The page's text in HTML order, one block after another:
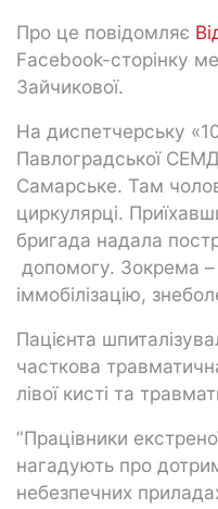
Про це повідомляє
Facebook-сторінку
Зайчикової.
На диспетчерську
Павлоградської
Самарське. Там
циркулярці.
бригада надала
допомогу. Зокрема –
іммобілізацію,
Пацієнта
часткова
лівої кисті та
“Працівники
нагадують про
небезпечних